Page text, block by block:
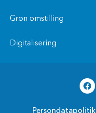
Grøn omstilling
Digitalisering
Persondatapolitik